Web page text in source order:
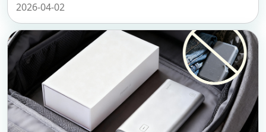
2026-04-02